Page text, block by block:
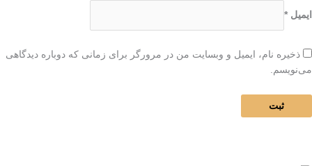
ایمیل *
ذخیره نام، ایمیل و وبسایت من در مرورگر برای زمانی که دوباره دیدگاهی
می‌نویسم.